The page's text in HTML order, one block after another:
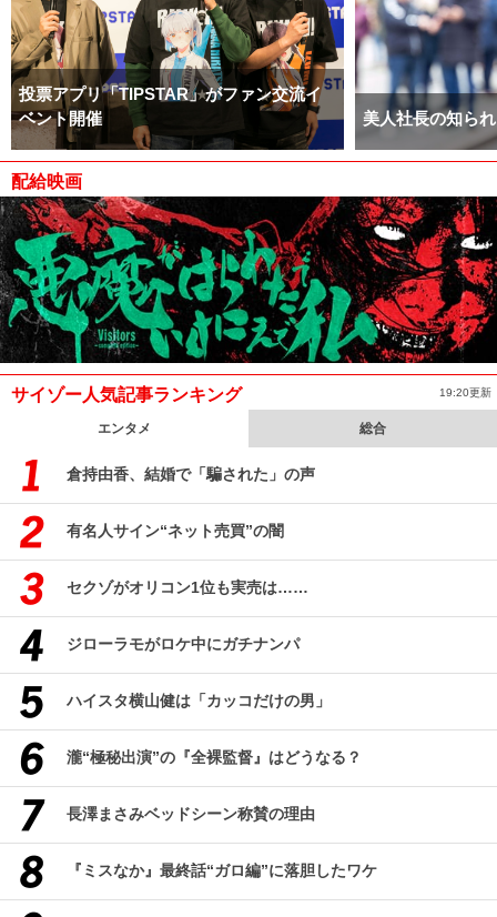
投票アプリ「TIPSTAR」がファン交流イ
ベント開催
美人社長の知ら
配給映画
サイゾー人気記事ランキング 19:20更新
エンタメ 総合
倉持由香、結婚で「騙された」の声
有名人サイン“ネット売買”の闇
セクゾがオリコン1位も実売は……
ジローラモがロケ中にガチナンパ
ハイスタ横山健は「カッコだけの男」
瀧“極秘出演”の『全裸監督』はどうなる？
長澤まさみベッドシーン称賛の理由
『ミスなか』最終話“ガロ編”に落胆したワケ